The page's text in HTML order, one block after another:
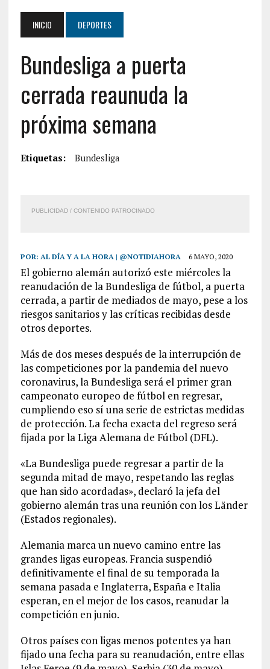
INICIO DEPORTES
Bundesliga a puerta
cerrada reaunuda la
próxima semana
Etiquetas: Bundesliga
PUBLICIDAD / CONTENIDO PATROCINADO
POR: AL DÍA Y A LA HORA | @NOTIDIAHORA 6 MAYO, 2020
El gobierno alemán autorizó este miércoles la
reanudación de la Bundesliga de fútbol, a puerta
cerrada, a partir de mediados de mayo, pese a los
riesgos sanitarios y las críticas recibidas desde
otros deportes.
Más de dos meses después de la interrupción de
las competiciones por la pandemia del nuevo
coronavirus, la Bundesliga será el primer gran
campeonato europeo de fútbol en regresar,
cumpliendo eso sí una serie de estrictas medidas
de protección. La fecha exacta del regreso será
fijada por la Liga Alemana de Fútbol (DFL).
«La Bundesliga puede regresar a partir de la
segunda mitad de mayo, respetando las reglas
que han sido acordadas», declaró la jefa del
gobierno alemán tras una reunión con los Länder
(Estados regionales).
Alemania marca un nuevo camino entre las
grandes ligas europeas. Francia suspendió
definitivamente el final de su temporada la
semana pasada e Inglaterra, España e Italia
esperan, en el mejor de los casos, reanudar la
competición en junio.
Otros países con ligas menos potentes ya han
fijado una fecha para su reanudación, entre ellas